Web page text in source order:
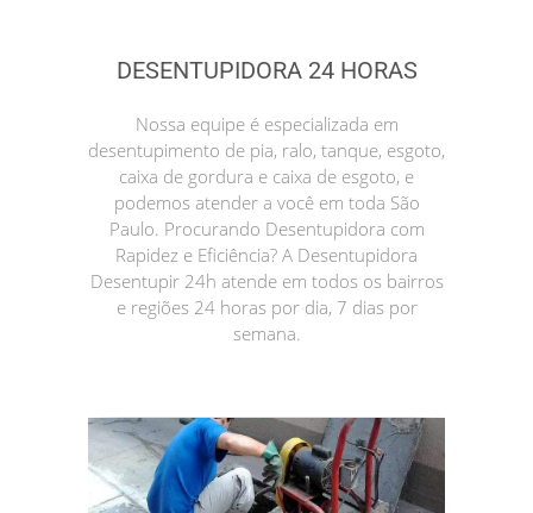
DESENTUPIDORA 24 HORAS
Nossa equipe é especializada em
desentupimento de pia, ralo, tanque, esgoto,
caixa de gordura e caixa de esgoto, e
podemos atender a você em toda São
Paulo. Procurando Desentupidora com
Rapidez e Eficiência? A Desentupidora
Desentupir 24h atende em todos os bairros
e regiões 24 horas por dia, 7 dias por
semana.